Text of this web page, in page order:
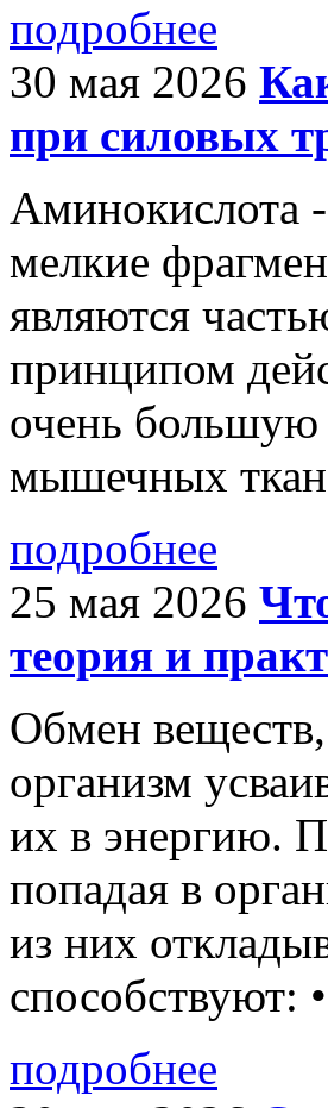
подробнее
30 мая 2026
при силовых
Аминокислота -
мелкие
являются
принципом
очень большую
мышечных
подробнее
25 мая 2026
теория и
Обмен веществ,
организм
их в энергию.
попадая в
из них
способствуют:
подробнее